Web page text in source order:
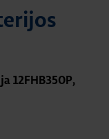
12FHB350P,